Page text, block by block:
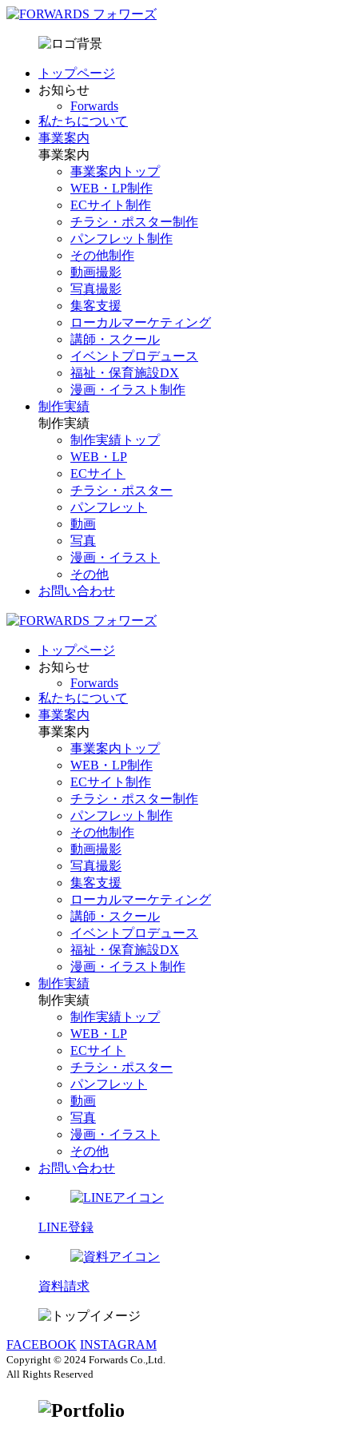
トップページ
お知らせ
Forwards
私たちについて
事業案内
事業案内
事業案内トップ
WEB・LP制作
ECサイト制作
チラシ・ポスター制作
パンフレット制作
その他制作
動画撮影
写真撮影
集客支援
ローカルマーケティング
講師・スクール
イベントプロデュース
福祉・保育施設DX
漫画・イラスト制作
制作実績
制作実績
制作実績トップ
WEB・LP
ECサイト
チラシ・ポスター
パンフレット
動画
写真
漫画・イラスト
その他
お問い合わせ
トップページ
お知らせ
Forwards
私たちについて
事業案内
事業案内
事業案内トップ
WEB・LP制作
ECサイト制作
チラシ・ポスター制作
パンフレット制作
その他制作
動画撮影
写真撮影
集客支援
ローカルマーケティング
講師・スクール
イベントプロデュース
福祉・保育施設DX
漫画・イラスト制作
制作実績
制作実績
制作実績トップ
WEB・LP
ECサイト
チラシ・ポスター
パンフレット
動画
写真
漫画・イラスト
その他
お問い合わせ
LINE登録
資料請求
FACEBOOK INSTAGRAM
Copyright © 2024 Forwards Co.,Ltd.
All Rights Reserved